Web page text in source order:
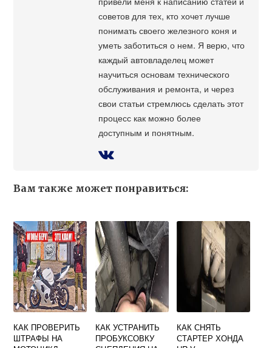
советов для тех, кто хочет лучше
понимать своего железного коня и
уметь заботиться о нем. Я верю, что
каждый автовладелец может
научиться основам технического
обслуживания и ремонта, и через
свои статьи стремлюсь сделать этот
процесс как можно более
доступным и понятным.
Вам также может понравиться:
КАК ПРОВЕРИТЬ
ШТРАФЫ НА
КАК УСТРАНИТЬ
ПРОБУКСОВКУ
КАК СНЯТЬ
СТАРТЕР ХОНДА